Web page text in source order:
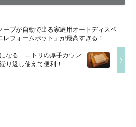
ープが自動で出る家庭用オートディスペ
レフォームポット」が最高すぎる！
なる…ニトリの厚手カウン
り返し使えて便利！